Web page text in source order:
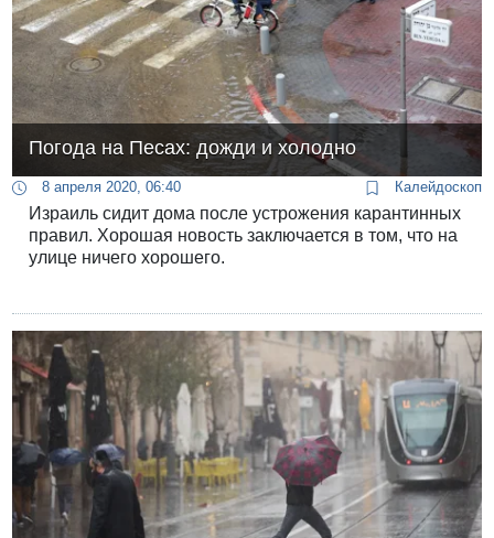
Погода на Песах: дожди и холодно
8 апреля 2020, 06:40 Калейдоскоп
Израиль сидит дома после устрожения карантинных
правил. Хорошая новость заключается в том, что на
улице ничего хорошего.